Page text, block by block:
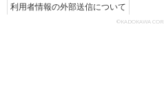
利用者情報の外部送信について
©KADOKAWA